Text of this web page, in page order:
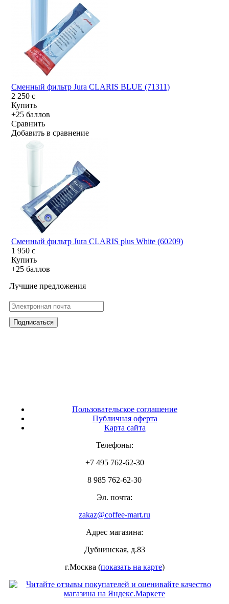
Сменный фильтр Jura CLARIS BLUE (71311)
2 250c
Купить
+25 баллов
Сравнить
Добавить в сравнение
Сменный фильтр Jura CLARIS plus White (60209)
1 950c
Купить
+25 баллов
Лучшие предложения
Пользовательское соглашение
Публичная оферта
Карта сайта
Телефоны:
+7 495 762-62-30
8 985 762-62-30
Эл. почта:
zakaz@coffee-mart.ru
Адрес магазина:
Дубнинская, д.83
г.Москва (показать на карте)